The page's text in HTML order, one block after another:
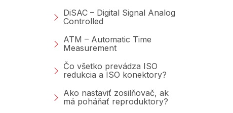
DiSAC – Digital Signal Analog
Controlled
ATM – Automatic Time
Measurement
Čo všetko prevádza ISO
redukcia a ISO konektory?
Ako nastaviť zosilňovač, ak
má poháňať reproduktory?